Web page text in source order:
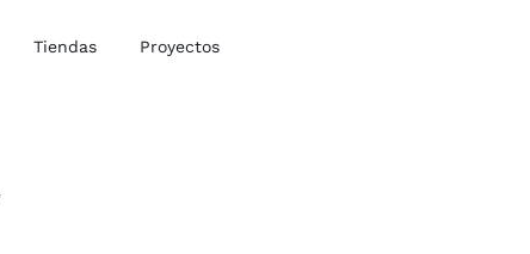
Tiendas Proyectos